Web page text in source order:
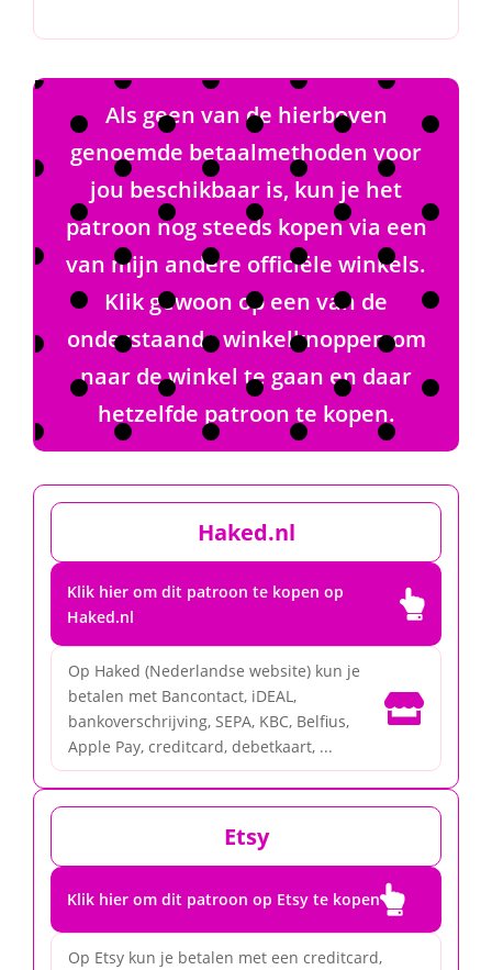
Als geen van de hierboven
genoemde betaalmethoden voor
jou beschikbaar is, kun je het
patroon nog steeds kopen via een
van mijn andere officiële winkels.
Klik gewoon op een van de
onderstaande winkelknoppen om
naar de winkel te gaan en daar
hetzelfde patroon te kopen.
Haked.nl
Klik hier om dit patroon te kopen op
Haked.nl

Op Haked (Nederlandse website) kun je
betalen met Bancontact, iDEAL,
bankoverschrijving, SEPA, KBC, Belfius,
Apple Pay, creditcard, debetkaart, ...

Etsy
Klik hier om dit patroon op Etsy te kopen
Op Etsy kun je betalen met een creditcard,